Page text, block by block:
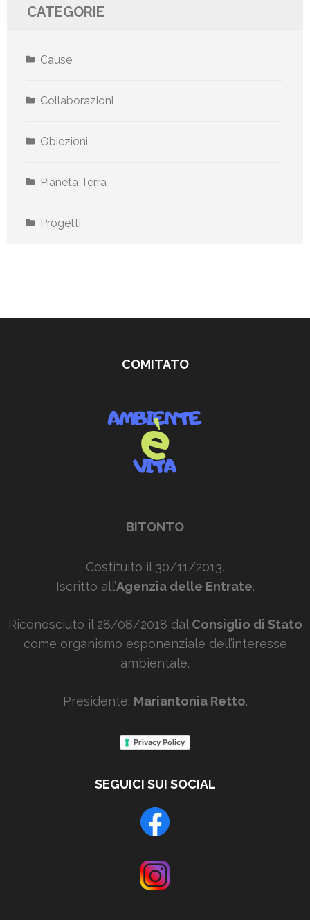
CATEGORIE
Cause
Collaborazioni
Obiezioni
Pianeta Terra
Progetti
COMITATO
BITONTO
Costituito il 30/11/2013.
Iscritto all’Agenzia delle Entrate.
Riconosciuto il 28/08/2018 dal Consiglio di Stato
come organismo esponenziale dell’interesse
ambientale.
Presidente: Mariantonia Retto.
Privacy Policy
SEGUICI SUI SOCIAL